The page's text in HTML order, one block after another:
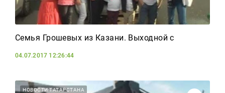
Семья Грошевых из Казани. Выходной с
04.07.2017 12:26:44
НОВОСТИ ТАТАРСТАНА